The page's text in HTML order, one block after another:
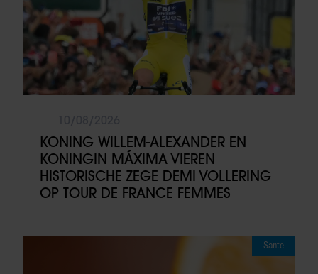
KONING WILLEM-ALEXANDER EN
KONINGIN MÁXIMA VIEREN
HISTORISCHE ZEGE DEMI VOLLERING
OP TOUR DE FRANCE FEMMES
Sante